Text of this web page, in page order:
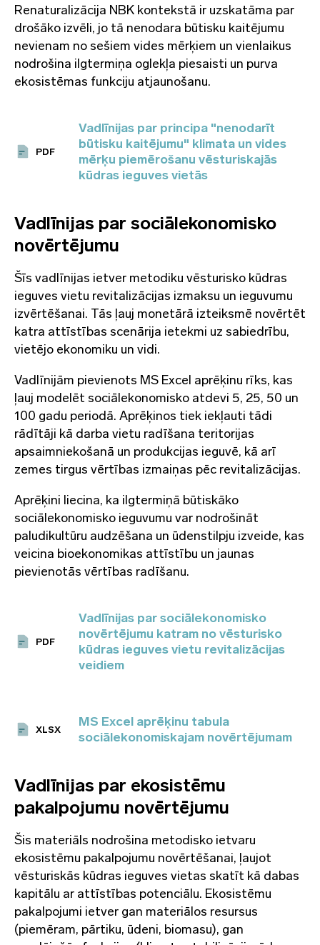
Renaturalizācija NBK kontekstā ir uzskatāma par
drošāko izvēli, jo tā nenodara būtisku kaitējumu
nevienam no sešiem vides mērķiem un vienlaikus
nodrošina ilgtermiņa oglekļa piesaisti un purva
ekosistēmas funkciju atjaunošanu.
PDF
Vadlīnijas par principa "nenodarīt
būtisku kaitējumu" klimata un vides
mērķu piemērošanu vēsturiskajās
kūdras ieguves vietās
Vadlīnijas par sociālekonomisko
novērtējumu
Šīs vadlīnijas ietver metodiku vēsturisko kūdras
ieguves vietu revitalizācijas izmaksu un ieguvumu
izvērtēšanai. Tās ļauj monetārā izteiksmē novērtēt
katra attīstības scenārija ietekmi uz sabiedrību,
vietējo ekonomiku un vidi.
Vadlīnijām pievienots MS Excel aprēķinu rīks, kas
ļauj modelēt sociālekonomisko atdevi 5, 25, 50 un
100 gadu periodā. Aprēķinos tiek iekļauti tādi
rādītāji kā darba vietu radīšana teritorijas
apsaimniekošanā un produkcijas ieguvē, kā arī
zemes tirgus vērtības izmaiņas pēc revitalizācijas.
Aprēķini liecina, ka ilgtermiņā būtiskāko
sociālekonomisko ieguvumu var nodrošināt
paludikultūru audzēšana un ūdenstilpju izveide, kas
veicina bioekonomikas attīstību un jaunas
pievienotās vērtības radīšanu.
PDF
Vadlīnijas par sociālekonomisko
novērtējumu katram no vēsturisko
kūdras ieguves vietu revitalizācijas
veidiem
XLSX
MS Excel aprēķinu tabula
sociālekonomiskajam novērtējumam
Vadlīnijas par ekosistēmu
pakalpojumu novērtējumu
Šis materiāls nodrošina metodisko ietvaru
ekosistēmu pakalpojumu novērtēšanai, ļaujot
vēsturiskās kūdras ieguves vietas skatīt kā dabas
kapitālu ar attīstības potenciālu. Ekosistēmu
pakalpojumi ietver gan materiālos resursus
(piemēram, pārtiku, ūdeni, biomasu), gan